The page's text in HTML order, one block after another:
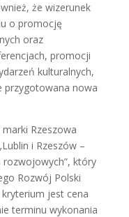
że wizerunek
o promocję
oraz
promocji
kulturalnych,
przygotowana nowa
Rzeszowa
i Rzeszów –
rozwojowych”, który
Rozwój Polski
jest cena
terminu wykonania